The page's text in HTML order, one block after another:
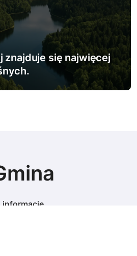
znajduje się najwięcej
informacje